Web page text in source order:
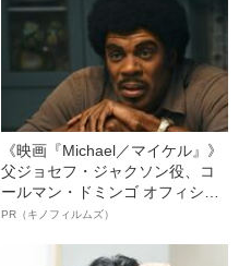
《映画『Michael／マイケル』》
父ジョセフ・ジャクソン役、コ
ールマン・ドミンゴ オフィシャ
ルインタビュー“観客を魅了した
語る”《日本興収70億円突破》
PR（キノフィルムズ）